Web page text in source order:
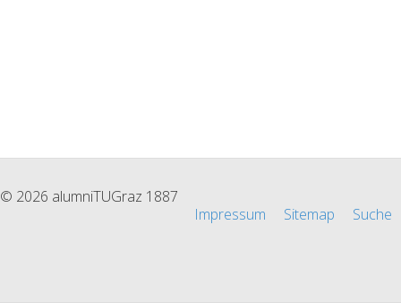
© 2026 alumniTUGraz 1887
Impressum
Sitemap Suche